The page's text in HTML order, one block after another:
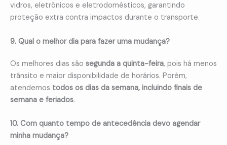
vidros, eletrônicos e eletrodomésticos, garantindo
proteção extra contra impactos durante o transporte.
9. Qual o melhor dia para fazer uma mudança?
Os melhores dias são segunda a quinta-feira, pois há menos
trânsito e maior disponibilidade de horários. Porém,
atendemos todos os dias da semana, incluindo finais de
semana e feriados.
10. Com quanto tempo de antecedência devo agendar
minha mudança?